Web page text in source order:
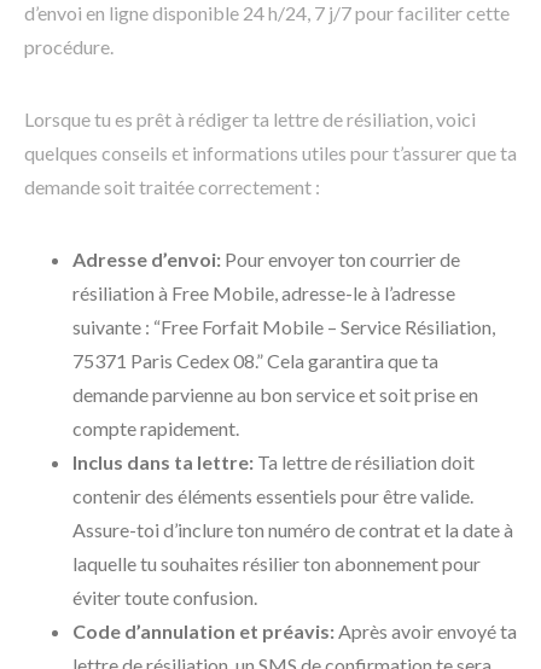
d’envoi en ligne disponible 24 h/24, 7 j/7 pour faciliter cette
procédure.
Lorsque tu es prêt à rédiger ta lettre de résiliation, voici
quelques conseils et informations utiles pour t’assurer que ta
demande soit traitée correctement :
Adresse d’envoi: Pour envoyer ton courrier de
résiliation à Free Mobile, adresse-le à l’adresse
suivante : “Free Forfait Mobile – Service Résiliation,
75371 Paris Cedex 08.” Cela garantira que ta
demande parvienne au bon service et soit prise en
compte rapidement.
Inclus dans ta lettre: Ta lettre de résiliation doit
contenir des éléments essentiels pour être valide.
Assure-toi d’inclure ton numéro de contrat et la date à
laquelle tu souhaites résilier ton abonnement pour
éviter toute confusion.
Code d’annulation et préavis:Après avoir envoyé ta